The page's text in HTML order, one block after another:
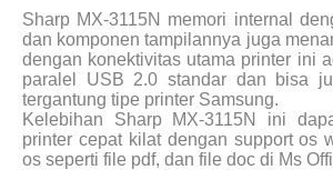
Sharp MX-3115N memori internal
dan komponen tampilannya juga
dengan konektivitas utama printer ini
paralel USB 2.0 standar dan bisa
tergantung tipe printer Samsung.
Kelebihan Sharp MX-3115N ini
printer cepat kilat dengan support os
os seperti file pdf, dan file doc di Ms